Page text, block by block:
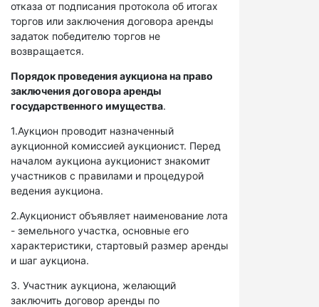
отказа от подписания протокола об итогах
торгов или заключения договора аренды
задаток победителю торгов не
возвращается.
Порядок проведения аукциона на право
заключения договора аренды
государственного имущества.
1.Аукцион проводит назначенный
аукционной комиссией аукционист. Перед
началом аукциона аукционист знакомит
участников с правилами и процедурой
ведения аукциона.
2.Аукционист объявляет наименование лота
- земельного участка, основные его
характеристики, стартовый размер аренды
и шаг аукциона.
3. Участник аукциона, желающий
заключить договор аренды по